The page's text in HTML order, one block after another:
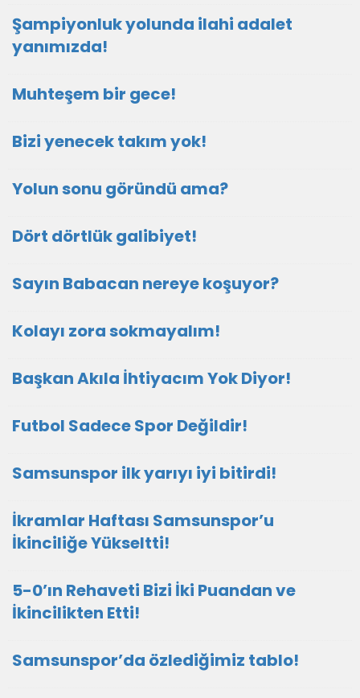
Şampiyonluk yolunda ilahi adalet
yanımızda!
Muhteşem bir gece!
Bizi yenecek takım yok!
Yolun sonu göründü ama?
Dört dörtlük galibiyet!
Sayın Babacan nereye koşuyor?
Kolayı zora sokmayalım!
Başkan Akıla İhtiyacım Yok Diyor!
Futbol Sadece Spor Değildir!
Samsunspor ilk yarıyı iyi bitirdi!
İkramlar Haftası Samsunspor’u
İkinciliğe Yükseltti!
5-0’ın Rehaveti Bizi İki Puandan ve
İkincilikten Etti!
Samsunspor’da özlediğimiz tablo!